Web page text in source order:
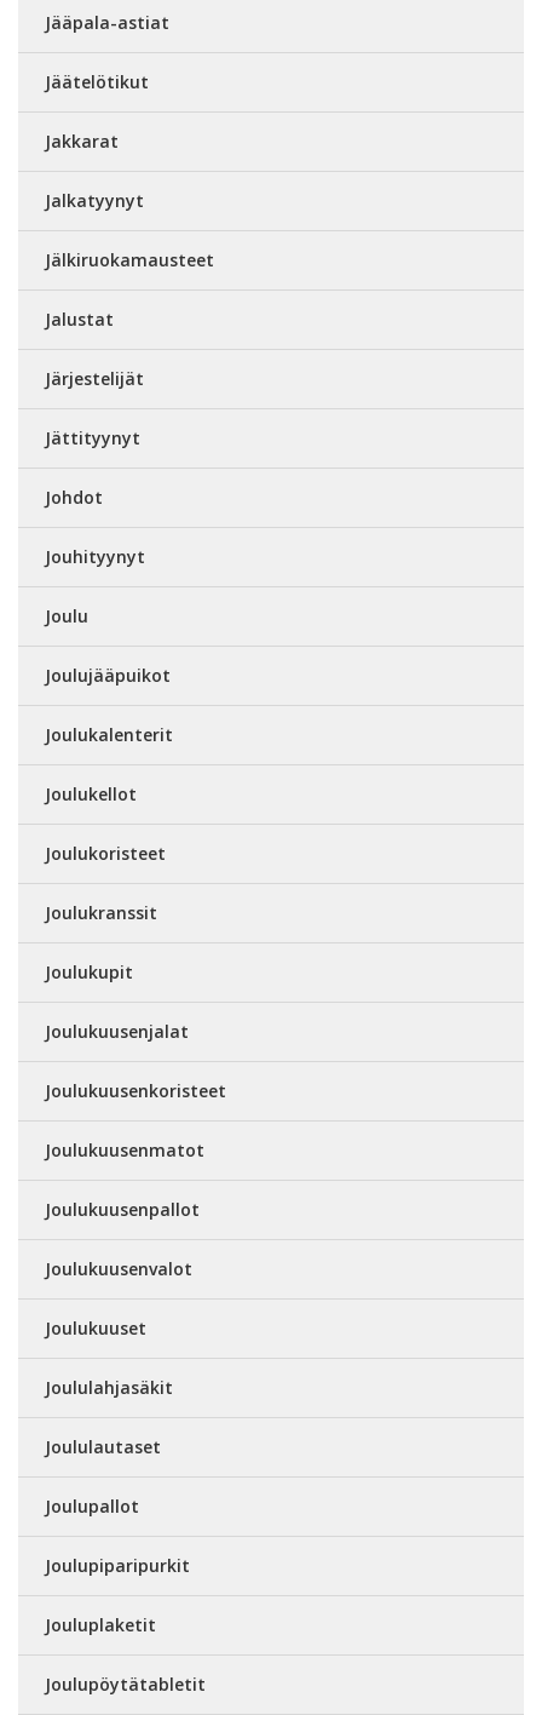
Jääpala-astiat
Jäätelötikut
Jakkarat
Jalkatyynyt
Jälkiruokamausteet
Jalustat
Järjestelijät
Jättityynyt
Johdot
Jouhityynyt
Joulu
Joulujääpuikot
Joulukalenterit
Joulukellot
Joulukoristeet
Joulukranssit
Joulukupit
Joulukuusenjalat
Joulukuusenkoristeet
Joulukuusenmatot
Joulukuusenpallot
Joulukuusenvalot
Joulukuuset
Joululahjasäkit
Joululautaset
Joulupallot
Joulupiparipurkit
Jouluplaketit
Joulupöytätabletit